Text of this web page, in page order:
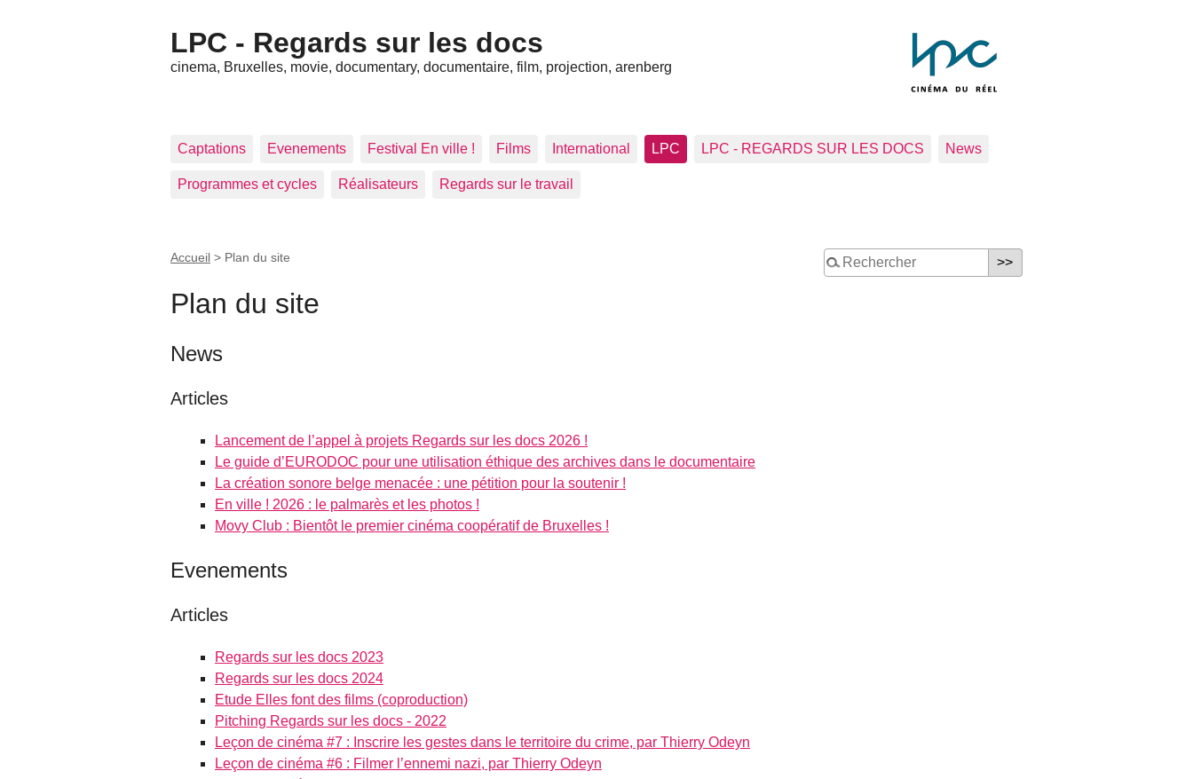
LPC - Regards sur les docs
cinema, Bruxelles, movie, documentary, documentaire, film, projection, arenberg
Captations Evenements Festival En ville ! Films International LPC LPC - REGARDS SUR LES DOCS News
Programmes et cycles Réalisateurs Regards sur le travail
Accueil > Plan du site
Plan du site
News
Articles
Lancement de l’appel à projets Regards sur les docs 2026 !
Le guide d’EURODOC pour une utilisation éthique des archives dans le documentaire
La création sonore belge menacée : une pétition pour la soutenir !
En ville ! 2026 : le palmarès et les photos !
Movy Club : Bientôt le premier cinéma coopératif de Bruxelles !
Evenements
Articles
Regards sur les docs 2023
Regards sur les docs 2024
Etude Elles font des films (coproduction)
Pitching Regards sur les docs - 2022
Leçon de cinéma #7 : Inscrire les gestes dans le territoire du crime, par Thierry Odeyn
Leçon de cinéma #6 : Filmer l’ennemi nazi, par Thierry Odeyn